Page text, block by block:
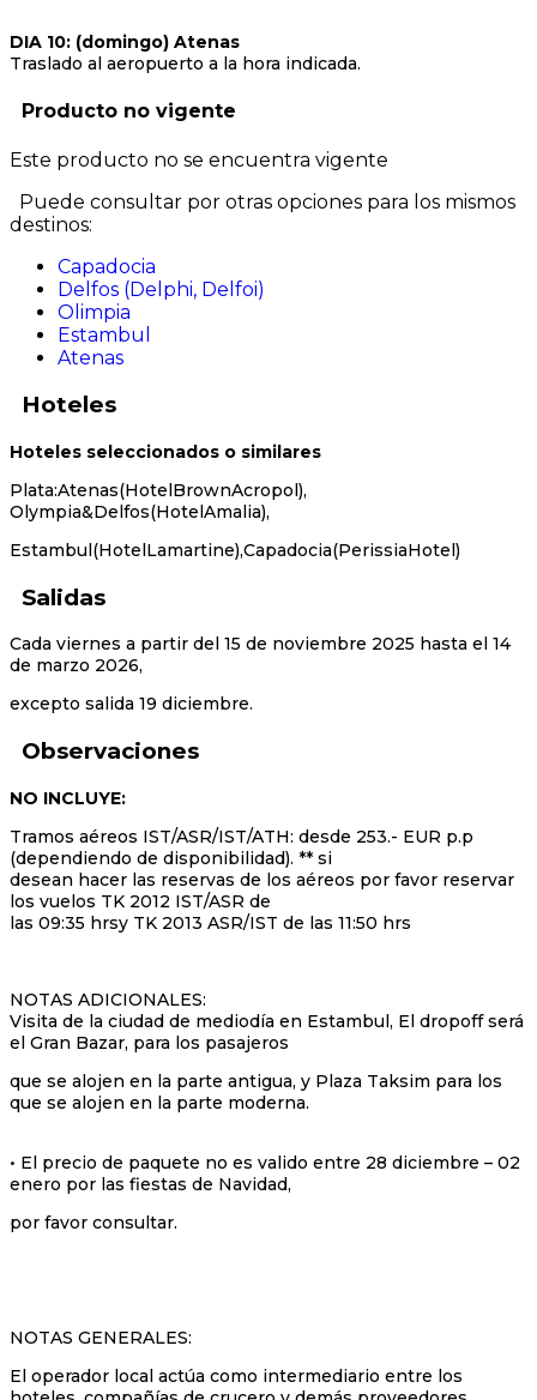
DIA 10: (domingo) Atenas
Traslado al aeropuerto a la hora indicada.
Producto no vigente
Este producto no se encuentra vigente
Puede consultar por otras opciones para los mismos
destinos:
Capadocia
Delfos (Delphi, Delfoi)
Olimpia
Estambul
Atenas
Hoteles
Hoteles seleccionados o similares
Plata:Atenas(HotelBrownAcropol),
Olympia&Delfos(HotelAmalia),
Estambul(HotelLamartine),Capadocia(PerissiaHotel)
Salidas
Cada viernes a partir del 15 de noviembre 2025 hasta el 14
de marzo 2026,
excepto salida 19 diciembre.
Observaciones
NO INCLUYE:
Tramos aéreos IST/ASR/IST/ATH: desde 253.- EUR p.p
(dependiendo de disponibilidad). ** si
desean hacer las reservas de los aéreos por favor reservar
los vuelos TK 2012 IST/ASR de
las 09:35 hrsy TK 2013 ASR/IST de las 11:50 hrs
NOTAS ADICIONALES:
Visita de la ciudad de mediodía en Estambul, El dropoff será
el Gran Bazar, para los pasajeros
que se alojen en la parte antigua, y Plaza Taksim para los
que se alojen en la parte moderna.
• El precio de paquete no es valido entre 28 diciembre – 02
enero por las fiestas de Navidad,
por favor consultar.
NOTAS GENERALES:
El operador local actúa como intermediario entre los